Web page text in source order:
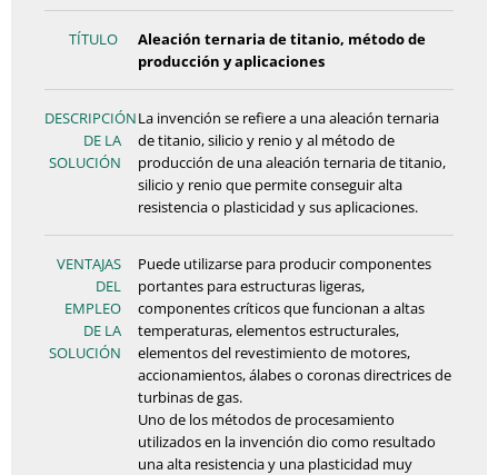
TÍTULO
Aleación ternaria de titanio, método de
producción y aplicaciones
DESCRIPCIÓN
DE LA
SOLUCIÓN
La invención se refiere a una aleación ternaria
de titanio, silicio y renio y al método de
producción de una aleación ternaria de titanio,
silicio y renio que permite conseguir alta
resistencia o plasticidad y sus aplicaciones.
VENTAJAS
DEL
EMPLEO
DE LA
SOLUCIÓN
Puede utilizarse para producir componentes
portantes para estructuras ligeras,
componentes críticos que funcionan a altas
temperaturas, elementos estructurales,
elementos del revestimiento de motores,
accionamientos, álabes o coronas directrices de
turbinas de gas.
Uno de los métodos de procesamiento
utilizados en la invención dio como resultado
una alta resistencia y una plasticidad muy